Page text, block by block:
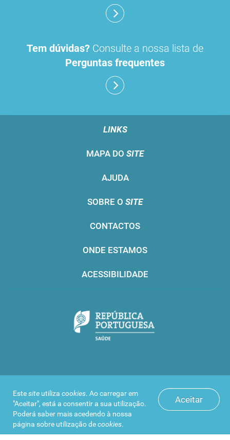
Aceitar
Estesite utiliza cookies. Ao carregar em
"Aceitar", está a consentir a sua utilização.
Poderá saber mais acedendo à nossa
página sobre utilização decookies.
Tem dúvidas? Consulte a nossa lista de
Perguntas frequentes
LINKS
MAPA DO SITE
AJUDA
SOBRE O SITE
CONTACTOS
ONDE ESTAMOS
ACESSIBILIDADE